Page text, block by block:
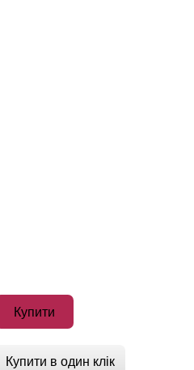
Купити
Купити в один клік